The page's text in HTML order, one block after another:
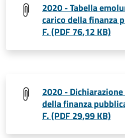
2020 - Tabella
carico della finanza
F. (PDF 76,12 KB)
2020 -
della finanza
F. (PDF 29,99 KB)